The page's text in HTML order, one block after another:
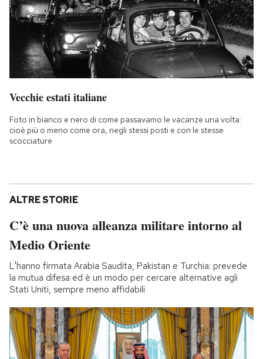
Vecchie estati italiane
Foto in bianco e nero di come passavamo le vacanze una volta:
cioè più o meno come ora, negli stessi posti e con le stesse
scocciature
ALTRE STORIE
C’è una nuova alleanza militare intorno al
Medio Oriente
L'hanno firmata Arabia Saudita, Pakistan e Turchia: prevede
la mutua difesa ed è un modo per cercare alternative agli
Stati Uniti, sempre meno affidabili